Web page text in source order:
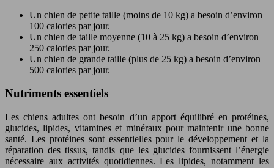
Un chien de petite taille (moins de 10 kg) a besoin d’environ
100 calories par jour.
Un chien de taille moyenne (10 à 25 kg) a besoin d’environ
250 calories par jour.
Un chien de grande taille (plus de 25 kg) a besoin d’environ
500 calories par jour.
Nutriments essentiels
Les chiens adultes ont besoin d’un apport équilibré en protéines,
glucides, lipides, vitamines et minéraux pour maintenir une bonne
santé. Les protéines sont essentielles pour le développement et la
réparation des tissus, tandis que les glucides fournissent l’énergie
nécessaire aux activités quotidiennes. Les lipides, notamment les